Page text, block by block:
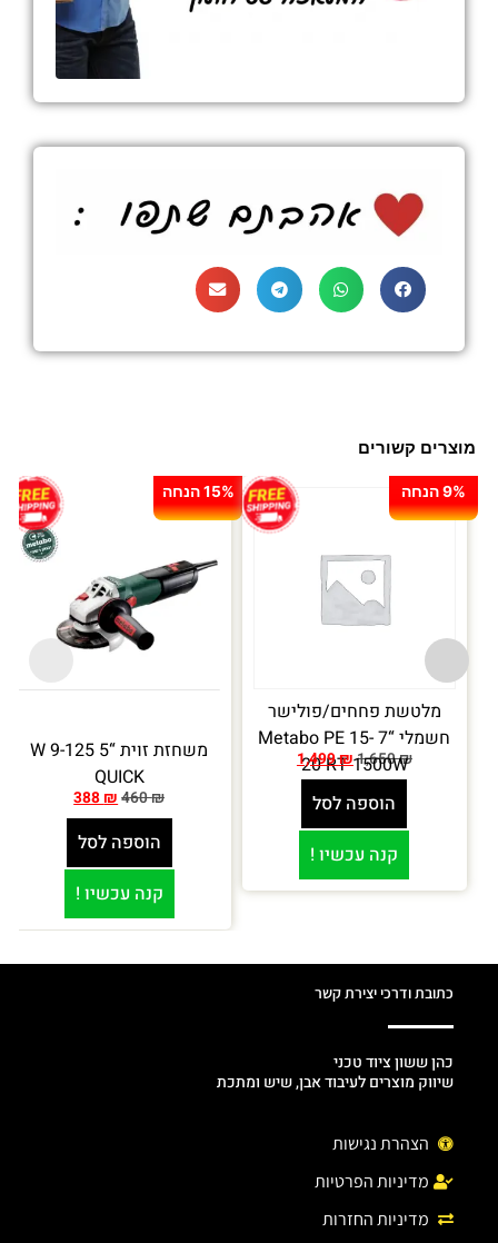
מוצרים קשורים
15% הנחה
משחזת זוית “5 W 9-125
QUICK
460₪
388₪
הוספה לסל
קנה עכשיו !
9% הנחה
מלטשת פחחים/פולישר
חשמלי “7 Metabo PE 15-
20 RT 1500W
1,650₪
1,499₪
הוספה לסל
קנה עכשיו !
כתובת ודרכי יצירת קשר
כהן ששון ציוד טכני
שיווק מוצרים לעיבוד אבן, שיש ומתכת
הצהרת נגישות
מדיניות הפרטיות
מדיניות החזרות